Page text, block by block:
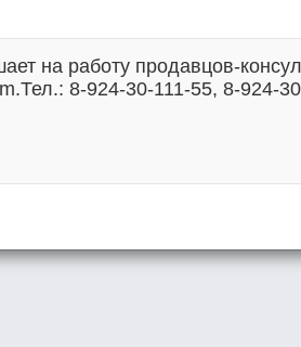
на работу продавцов-
8-924-30-111-55, 8-924-